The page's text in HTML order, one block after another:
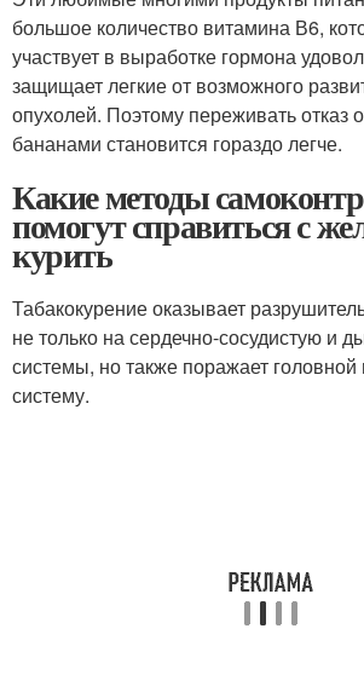
большое количество витамина В6,
участвует в выработке гормона
защищает легкие от возможного
опухолей. Поэтому переживать отказ
бананами становится гораздо легче.
Какие методы
помогут справиться с
курить
Табакокурение оказывает
не только на сердечно-сосудистую и
системы, но также поражает
систему.